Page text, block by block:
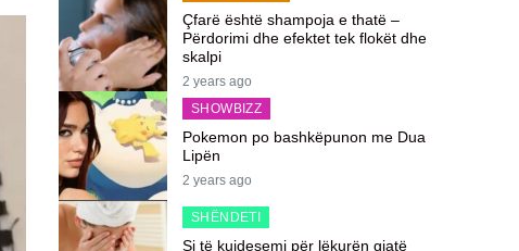
Çfarë është shampoja e thatë –
Përdorimi dhe efektet tek flokët dhe
skalpi
2 years ago
SHOWBIZZ
Pokemon po bashkëpunon me Dua
Lipën
2 years ago
SHËNDETI
Si të kujdesemi për lëkurën gjatë